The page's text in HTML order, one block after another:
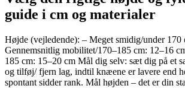
guide i cm og materialer
Højde (vejledende): – Meget smidig/under 170
Gennemsnitlig mobilitet/170–185 cm: 12–16
185 cm: 15–20 cm Mål dig selv: sæt dig på et
og tilføj/ fjern lag, indtil knæene er lavere end
spontant sidder rank. Mål højden – det er din